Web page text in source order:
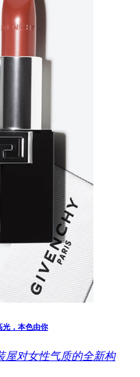
光，本色由你
屋对女性气质的全新构